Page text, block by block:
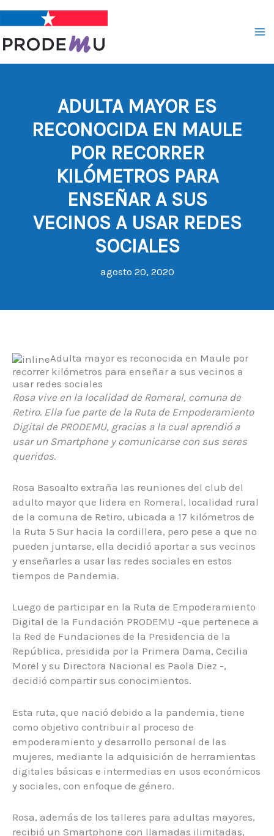
contenido
ADULTA MAYOR ES
RECONOCIDA EN MAULE
POR RECORRER
KILÓMETROS PARA
ENSEÑAR A SUS
VECINOS A USAR REDES
SOCIALES
agosto 20, 2020
Adulta mayor es reconocida en Maule por
recorrer kilómetros para enseñar a sus vecinos a
usar redes sociales
Rosa vive en la localidad de Romeral, comuna de
Retiro. Ella fue parte de la Ruta de Empoderamiento
Digital de PRODEMU, gracias a la cual aprendió a
usar un Smartphone y comunicarse con sus seres
queridos.
Rosa Basoalto extraña las reuniones del club del
adulto mayor que lidera en Romeral, localidad rural
de la comuna de Retiro, ubicada a 17 kilómetros de
la Ruta 5 Sur hacia la cordillera, pero pese a que no
pueden juntarse, ella decidió aportar a sus vecinos
y enseñarles a usar las redes sociales en estos
tiempos de Pandemia.
Luego de participar en la Ruta de Empoderamiento
Digital de la Fundación PRODEMU -que pertenece a
la Red de Fundaciones de la Presidencia de la
República, presidida por la Primera Dama, Cecilia
Morel y su Directora Nacional es Paola Diez -,
decidió compartir sus conocimientos.
Esta ruta, que nació debido a la pandemia, tiene
como objetivo contribuir al proceso de
empoderamiento y desarrollo personal de las
mujeres, mediante la adquisición de herramientas
digitales básicas e intermedias en usos económicos
y sociales, con enfoque de género.
Rosa, además de los talleres para adultas mayores,
recibió un Smartphone con llamadas ilimitadas,